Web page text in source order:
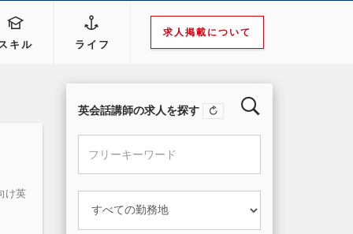
キル ライフ
求人掲載について
け英
英会話講師の求人を探す